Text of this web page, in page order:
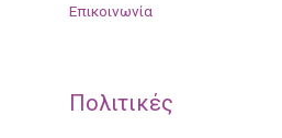
Επικοινωνία
Πολιτικές